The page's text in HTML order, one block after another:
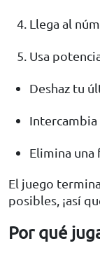
Llega al
Usa
Deshaz tu
Intercambia
Elimina una
El juego
posibles, ¡así
Por qué